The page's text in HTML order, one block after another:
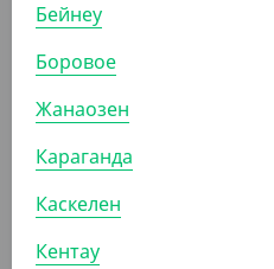
Бейнеу
Боровое
Жанаозен
Караганда
Каскелен
Кентау